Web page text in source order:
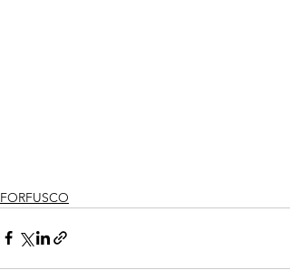
FORFUSCO